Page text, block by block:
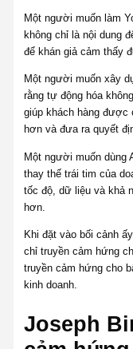
Một người muốn làm
không chỉ là nội dung
để khán giả cảm thấy
Một người muốn xây
rằng tự động hóa
giúp khách hàng
hơn và đưa ra quyết
Một người muốn dùng
thay thế trái tim của
tốc độ, dữ liệu và khả
hơn.
Khi đặt vào bối cảnh
chỉ truyền cảm hứng
truyền cảm hứng cho
kinh doanh.
Joseph